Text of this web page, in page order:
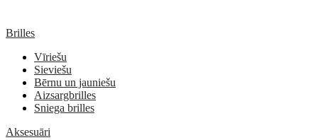
Brilles
Vīriešu
Sieviešu
Bērnu un jauniešu
Aizsargbrilles
Sniega brilles
Aksesuāri